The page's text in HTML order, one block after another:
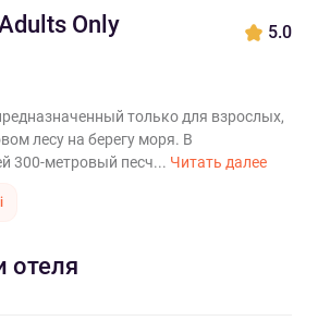
Only 5.0
только для взрослых,
лесу на берегу моря. В
300-метровый песч... Читать далее
отеля